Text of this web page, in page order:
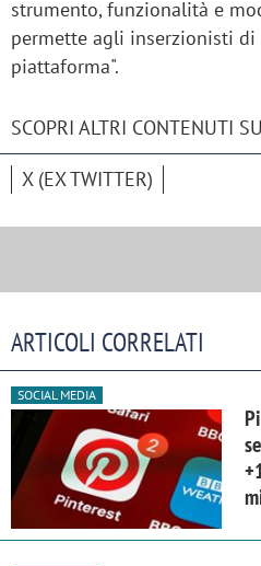
strumento, funzionalità e
permette agli inserzionisti
piattaforma".
SCOPRI ALTRI CONTENUTI SU
X (EX TWITTER)
ARTICOLI CORRELATI
SOCIAL MEDIA